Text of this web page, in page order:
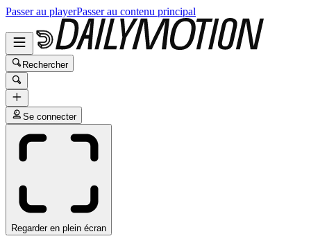
Passer au playerPasser au contenu principal
Rechercher
Se connecter
Regarder en plein écran